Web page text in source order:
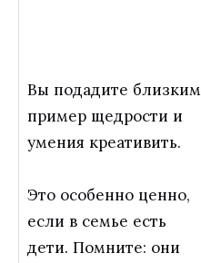
Вы подадите близким
пример щедрости и
умения креативить.
Это особенно ценно,
если в семье есть
дети. Помните: они